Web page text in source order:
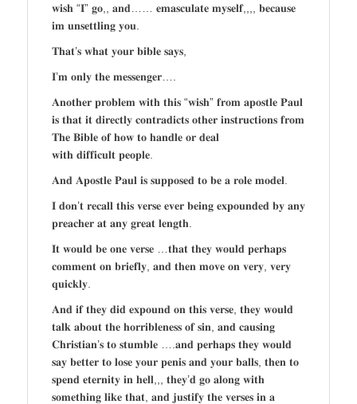
𝐰𝐢𝐬𝐡 “𝐈” 𝐠𝐨,, 𝐚𝐧𝐝…… 𝐞𝐦𝐚𝐬𝐜𝐮𝐥𝐚𝐭𝐞 𝐦𝐲𝐬𝐞𝐥𝐟,,,, 𝐛𝐞𝐜𝐚𝐮𝐬𝐞
𝐢𝐦 𝐮𝐧𝐬𝐞𝐭𝐭𝐥𝐢𝐧𝐠 𝐲𝐨𝐮.
𝐓𝐡𝐚𝐭’𝐬 𝐰𝐡𝐚𝐭 𝐲𝐨𝐮𝐫 𝐛𝐢𝐛𝐥𝐞 𝐬𝐚𝐲𝐬,
𝐈’𝐦 𝐨𝐧𝐥𝐲 𝐭𝐡𝐞 𝐦𝐞𝐬𝐬𝐞𝐧𝐠𝐞𝐫….
𝐀𝐧𝐨𝐭𝐡𝐞𝐫 𝐩𝐫𝐨𝐛𝐥𝐞𝐦 𝐰𝐢𝐭𝐡 𝐭𝐡𝐢𝐬 “𝐰𝐢𝐬𝐡” 𝐟𝐫𝐨𝐦 𝐚𝐩𝐨𝐬𝐭𝐥𝐞 𝐏𝐚𝐮𝐥
𝐢𝐬 𝐭𝐡𝐚𝐭 𝐢𝐭 𝐝𝐢𝐫𝐞𝐜𝐭𝐥𝐲 𝐜𝐨𝐧𝐭𝐫𝐚𝐝𝐢𝐜𝐭𝐬 𝐨𝐭𝐡𝐞𝐫 𝐢𝐧𝐬𝐭𝐫𝐮𝐜𝐭𝐢𝐨𝐧𝐬 𝐟𝐫𝐨𝐦
𝐓𝐡𝐞 𝐁𝐢𝐛𝐥𝐞 𝐨𝐟 𝐡𝐨𝐰 𝐭𝐨 𝐡𝐚𝐧𝐝𝐥𝐞 𝐨𝐫 𝐝𝐞𝐚𝐥
𝐰𝐢𝐭𝐡 𝐝𝐢𝐟𝐟𝐢𝐜𝐮𝐥𝐭 𝐩𝐞𝐨𝐩𝐥𝐞.
𝐀𝐧𝐝 𝐀𝐩𝐨𝐬𝐭𝐥𝐞 𝐏𝐚𝐮𝐥 𝐢𝐬 𝐬𝐮𝐩𝐩𝐨𝐬𝐞𝐝 𝐭𝐨 𝐛𝐞 𝐚 𝐫𝐨𝐥𝐞 𝐦𝐨𝐝𝐞𝐥.
𝐈 𝐝𝐨𝐧’𝐭 𝐫𝐞𝐜𝐚𝐥𝐥 𝐭𝐡𝐢𝐬 𝐯𝐞𝐫𝐬𝐞 𝐞𝐯𝐞𝐫 𝐛𝐞𝐢𝐧𝐠 𝐞𝐱𝐩𝐨𝐮𝐧𝐝𝐞𝐝 𝐛𝐲 𝐚𝐧𝐲
𝐩𝐫𝐞𝐚𝐜𝐡𝐞𝐫 𝐚𝐭 𝐚𝐧𝐲 𝐠𝐫𝐞𝐚𝐭 𝐥𝐞𝐧𝐠𝐭𝐡.
𝐈𝐭 𝐰𝐨𝐮𝐥𝐝 𝐛𝐞 𝐨𝐧𝐞 𝐯𝐞𝐫𝐬𝐞 …𝐭𝐡𝐚𝐭 𝐭𝐡𝐞𝐲 𝐰𝐨𝐮𝐥𝐝 𝐩𝐞𝐫𝐡𝐚𝐩𝐬
𝐜𝐨𝐦𝐦𝐞𝐧𝐭 𝐨𝐧 𝐛𝐫𝐢𝐞𝐟𝐥𝐲, 𝐚𝐧𝐝 𝐭𝐡𝐞𝐧 𝐦𝐨𝐯𝐞 𝐨𝐧 𝐯𝐞𝐫𝐲, 𝐯𝐞𝐫𝐲
𝐪𝐮𝐢𝐜𝐤𝐥𝐲.
𝐀𝐧𝐝 𝐢𝐟 𝐭𝐡𝐞𝐲 𝐝𝐢𝐝 𝐞𝐱𝐩𝐨𝐮𝐧𝐝 𝐨𝐧 𝐭𝐡𝐢𝐬 𝐯𝐞𝐫𝐬𝐞, 𝐭𝐡𝐞𝐲 𝐰𝐨𝐮𝐥𝐝
𝐭𝐚𝐥𝐤 𝐚𝐛𝐨𝐮𝐭 𝐭𝐡𝐞 𝐡𝐨𝐫𝐫𝐢𝐛𝐥𝐞𝐧𝐞𝐬𝐬 𝐨𝐟 𝐬𝐢𝐧, 𝐚𝐧𝐝 𝐜𝐚𝐮𝐬𝐢𝐧𝐠
𝐂𝐡𝐫𝐢𝐬𝐭𝐢𝐚𝐧’𝐬 𝐭𝐨 𝐬𝐭𝐮𝐦𝐛𝐥𝐞 ….𝐚𝐧𝐝 𝐩𝐞𝐫𝐡𝐚𝐩𝐬 𝐭𝐡𝐞𝐲 𝐰𝐨𝐮𝐥𝐝
𝐬𝐚𝐲 𝐛𝐞𝐭𝐭𝐞𝐫 𝐭𝐨 𝐥𝐨𝐬𝐞 𝐲𝐨𝐮𝐫 𝐩𝐞𝐧𝐢𝐬 𝐚𝐧𝐝 𝐲𝐨𝐮𝐫 𝐛𝐚𝐥𝐥𝐬, 𝐭𝐡𝐞𝐧 𝐭𝐨
𝐬𝐩𝐞𝐧𝐝 𝐞𝐭𝐞𝐫𝐧𝐢𝐭𝐲 𝐢𝐧 𝐡𝐞𝐥𝐥,,, 𝐭𝐡𝐞𝐲’𝐝 𝐠𝐨 𝐚𝐥𝐨𝐧𝐠 𝐰𝐢𝐭𝐡
𝐬𝐨𝐦𝐞𝐭𝐡𝐢𝐧𝐠 𝐥𝐢𝐤𝐞 𝐭𝐡𝐚𝐭, 𝐚𝐧𝐝 𝐣𝐮𝐬𝐭𝐢𝐟𝐲 𝐭𝐡𝐞 𝐯𝐞𝐫𝐬𝐞𝐬 𝐢𝐧 𝐚